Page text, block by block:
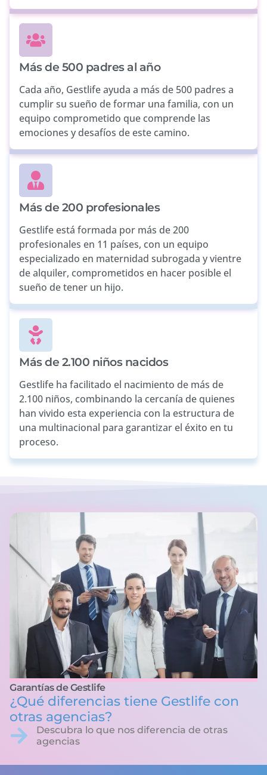
Más de 500 padres al año
Cada año, Gestlife ayuda a más de 500 padres a
cumplir su sueño de formar una familia, con un
equipo comprometido que comprende las
emociones y desafíos de este camino.
Más de 200 profesionales
Gestlife está formada por más de 200
profesionales en 11 países, con un equipo
especializado en maternidad subrogada y vientre
de alquiler, comprometidos en hacer posible el
sueño de tener un hijo.
Más de 2.100 niños nacidos
Gestlife ha facilitado el nacimiento de más de
2.100 niños, combinando la cercanía de quienes
han vivido esta experiencia con la estructura de
una multinacional para garantizar el éxito en tu
proceso.
Garantías de Gestlife
¿Qué diferencias tiene Gestlife con
otras agencias?
Descubra lo que nos diferencia de otras
agencias